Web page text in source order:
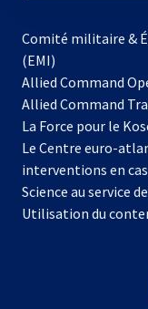
Comité militaire &
(EMI)
Allied Command
Allied Command
La Force pour le
Le Centre euro-
interventions en
Science au service
Utilisation du